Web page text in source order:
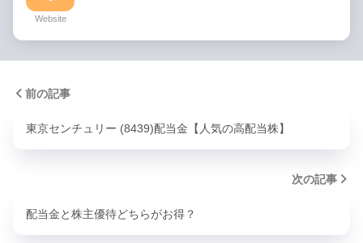
Website
前の記事
東京センチュリー (8439)配当金【人気の高配当株】
次の記事
配当金と株主優待どちらがお得？